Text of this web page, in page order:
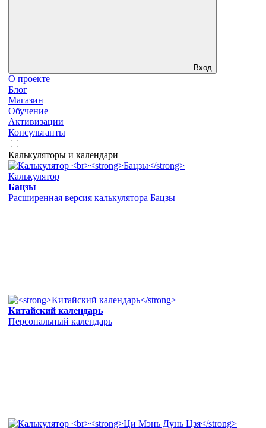
Вход
О проекте
Блог
Магазин
Обучение
Активизации
Консультанты
Калькуляторы и календари
Калькулятор
Бацзы
Расширенная версия калькулятора Бацзы
Китайский календарь
Персональный календарь